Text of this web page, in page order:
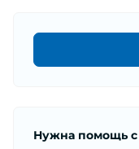
Нужна помощь